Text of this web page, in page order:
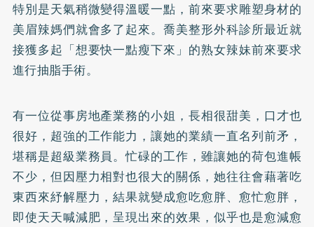
特別是天氣稍微變得溫暖一點，前來要求雕塑身材的
美眉辣媽們就會多了起來。喬美整形外科診所最近就
接獲多起「想要快一點瘦下來」的熟女辣妹前來要求
進行抽脂手術。
有一位從事房地產業務的小姐，長相很甜美，口才也
很好，超強的工作能力，讓她的業績一直名列前矛，
堪稱是超級業務員。忙碌的工作，雖讓她的荷包進帳
不少，但因壓力相對也很大的關係，她往往會藉著吃
東西來紓解壓力，結果就變成愈吃愈胖、愈忙愈胖，
即使天天喊減肥，呈現出來的效果，似乎也是愈減愈